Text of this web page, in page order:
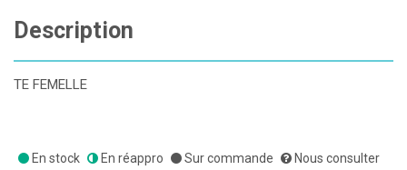
Description
TE FEMELLE
En stock En réappro Sur commande Nous consulter